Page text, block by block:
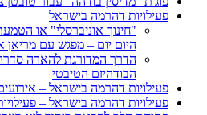
פעילויות דהרמה בישראל
"חינוך אוניברסלי" או
היום יום – מפגש עם מריאן
הדרך המדורגת להארה
הבודהיזם הטיבטי
פעילויות דהרמה בישראל –
פעילויות דהרמה בישראל –